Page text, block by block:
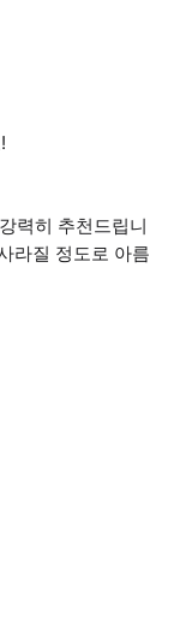
력히 추천드립니
라질 정도로 아름